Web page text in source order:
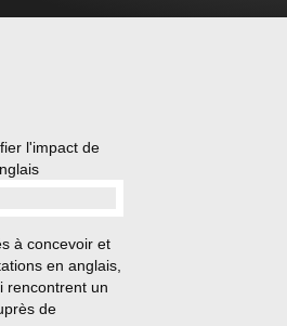
l'impact de
à concevoir et
en anglais,
rencontrent un
de